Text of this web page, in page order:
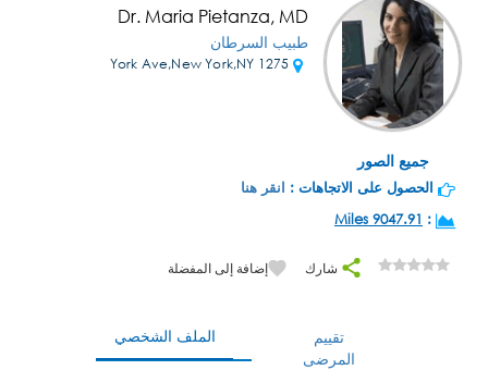
جميع الصور
Dr. Maria Pietanza, MD
طبيب السرطان
الحصول على الاتجاهات : انقر هنا
:
9047.91 Miles
شارك إضافة إلى المفضلة
الملف الشخصي
تقييم
المرضى